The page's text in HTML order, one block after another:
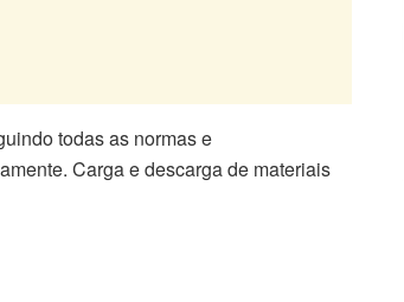
todas as normas e
Carga e descarga de materiais